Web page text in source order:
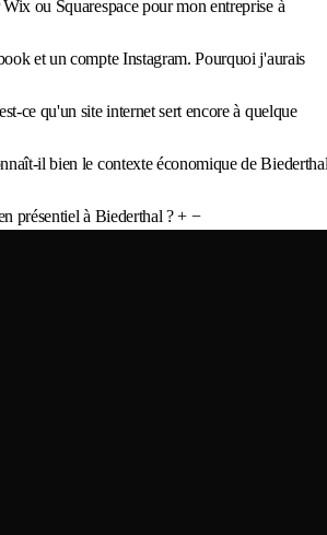
ou Squarespace pour mon entreprise à
et un compte Instagram. Pourquoi j'aurais
ce qu'un site internet sert encore à quelque
il bien le contexte économique de
présentiel à Biederthal ? + −